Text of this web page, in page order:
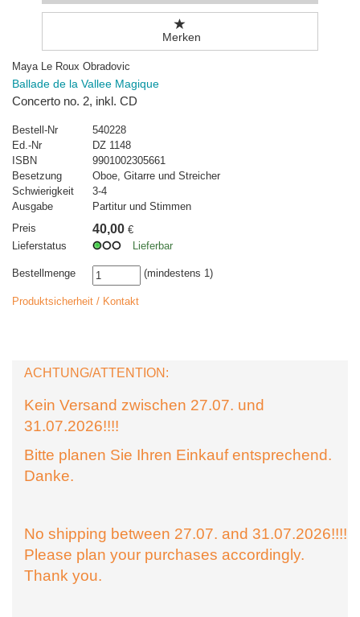
Merken
Maya Le Roux Obradovic
Ballade de la Vallee Magique
Concerto no. 2, inkl. CD
Bestell-Nr
540228
Ed.-Nr
DZ 1148
ISBN
9901002305661
Besetzung
Oboe, Gitarre und Streicher
Schwierigkeit
3-4
Ausgabe
Partitur und Stimmen
Preis
40,00 €
Lieferstatus
Lieferbar
Bestellmenge (mindestens 1)
Produktsicherheit / Kontakt
ACHTUNG/ATTENTION:
Kein Versand zwischen 27.07. und
31.07.2026!!!!
Bitte planen Sie Ihren Einkauf entsprechend.
Danke.
No shipping between 27.07. and 31.07.2026!!!!
Please plan your purchases accordingly.
Thank you.